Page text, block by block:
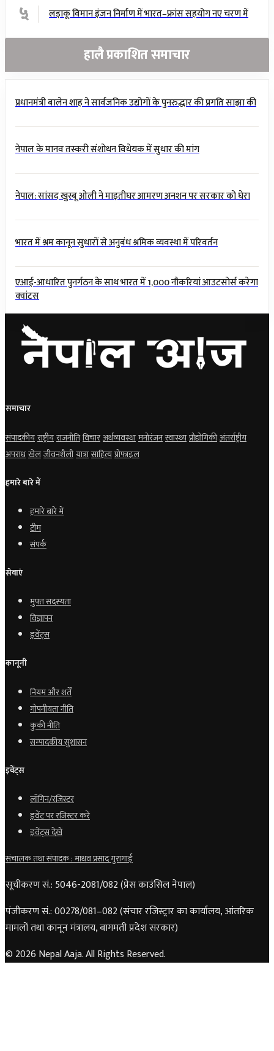
५ लड़ाकू विमान इंजन निर्माण में भारत–फ्रांस सहयोग नए चरण में
हालै प्रकाशित समाचार
प्रधानमंत्री बालेन शाह ने सार्वजनिक उद्योगों के पुनरुद्धार की प्रगति साझा की
नेपाल के मानव तस्करी संशोधन विधेयक में सुधार की मांग
नेपाल: सांसद खुस्बू ओली ने माइतीघर आमरण अनशन पर सरकार को घेरा
भारत में श्रम कानून सुधारों से अनुबंध श्रमिक व्यवस्था में परिवर्तन
एआई-आधारित पुनर्गठन के साथ भारत में 1,000 नौकरियां आउटसोर्स करेगा
क्वांटस
समाचार
संपादकीयराष्ट्रीयराजनीतिविचारअर्थव्यवस्थामनोरंजनस्वास्थ्यप्रौद्योगिकीअंतर्राष्ट्रीय
अपराधखेलजीवनशैलीयात्रासाहित्यप्रोफाइल
हमारे बारे में
हमारे बारे में
टीम
संपर्क
सेवाएं
मुफ्त सदस्यता
विज्ञापन
इवेंट्स
कानूनी
नियम और शर्तें
गोपनीयता नीति
कुकी नीति
सम्पादकीय सुशासन
इवेंट्स
लॉगिन/रजिस्टर
इवेंट पर रजिस्टर करें
इवेंट्स देखें
संचालक तथा संपादक : माधव प्रसाद गुरागाईं
सूचीकरण सं.: 5046-2081/082 (प्रेस काउंसिल नेपाल)
पंजीकरण सं.: 00278/081–082 (संचार रजिस्ट्रार का कार्यालय, आंतरिक
मामलों तथा कानून मंत्रालय, बागमती प्रदेश सरकार)
© 2026 Nepal Aaja. All Rights Reserved.